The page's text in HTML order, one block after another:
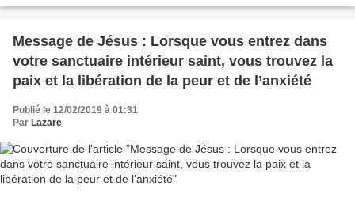
Message de Jésus : Lorsque vous entrez dans
votre sanctuaire intérieur saint, vous trouvez la
paix et la libération de la peur et de l’anxiété
Publié le 12/02/2019 à 01:31
Par Lazare